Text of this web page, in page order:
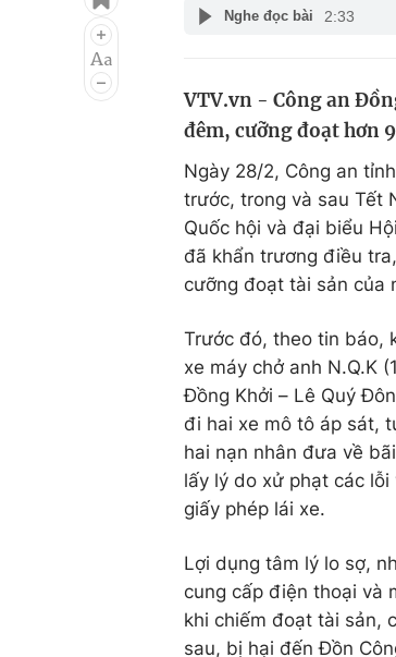
Điện ảnh
Âm nhạc
Du lịch
Chất
Nghe đọc bài 2:33
VTV.vn - Công an
đêm, cưỡng đoạt hơn
Ngày 28/2, Công an
trước, trong và sau Tết
Quốc hội và đại biểu
đã khẩn trương điều
cưỡng đoạt tài sản của
Trước đó, theo tin báo,
xe máy chở anh N.Q.K
Đồng Khởi – Lê Quý
đi hai xe mô tô áp sát,
hai nạn nhân đưa về
lấy lý do xử phạt các
giấy phép lái xe.
Lợi dụng tâm lý lo sợ,
cung cấp điện thoại và
khi chiếm đoạt tài sản,
sau, bị hại đến Đồn